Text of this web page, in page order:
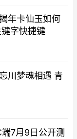
年卡仙玉如何
字快捷键
川梦魂相遇 青
端7月9日公开测